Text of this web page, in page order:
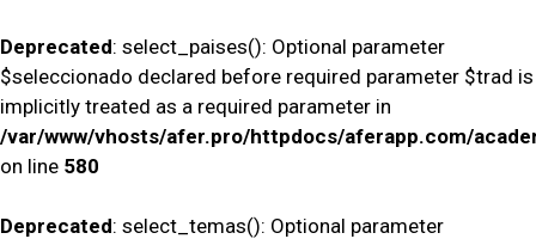
Deprecated: select_paises(): Optional parameter
$seleccionado declared before required parameter $trad is
implicitly treated as a required parameter in
/var/www/vhosts/afer.pro/httpdocs/aferapp.com/
on line 580
Deprecated: select_temas(): Optional parameter